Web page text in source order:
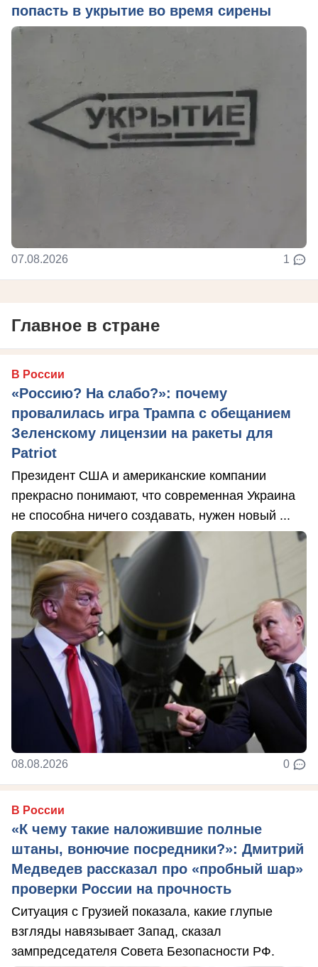
попасть в укрытие во время сирены
07.08.2026 1
Главное в стране
В России
«Россию? На слабо?»: почему
провалилась игра Трампа с обещанием
Зеленскому лицензии на ракеты для
Patriot
Президент США и американские компании
прекрасно понимают, что современная Украина
не способна ничего создавать, нужен новый ...
08.08.2026 0
В России
«К чему такие наложившие полные
штаны, вонючие посредники?»: Дмитрий
Медведев рассказал про «пробный шар»
проверки России на прочность
Ситуация с Грузией показала, какие глупые
взгляды навязывает Запад, сказал
зампредседателя Совета Безопасности РФ.